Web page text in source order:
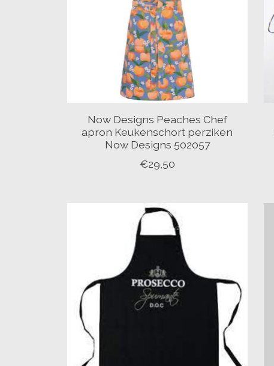
Now Designs Peaches Chef
apron Keukenschort perziken
Now Designs 502057
€29,50